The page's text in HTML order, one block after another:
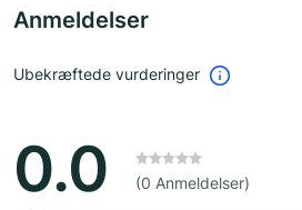
Anmeldelser
Ubekræftede vurderinger
0.0 (0 Anmeldelser)